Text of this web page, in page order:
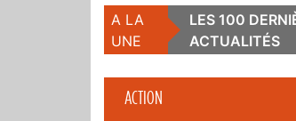
A LA
UNE
LES 100
ACTUALITÉS
ACTION